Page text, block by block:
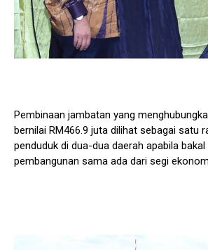
Pembinaan jambatan yang
bernilai RM466.9 juta dilihat sebagai satu
penduduk di dua-dua daerah apabila
pembangunan sama ada dari segi